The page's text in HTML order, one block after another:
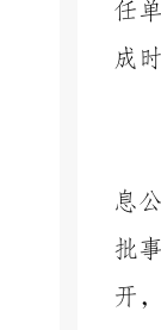
任
成
息
批
开